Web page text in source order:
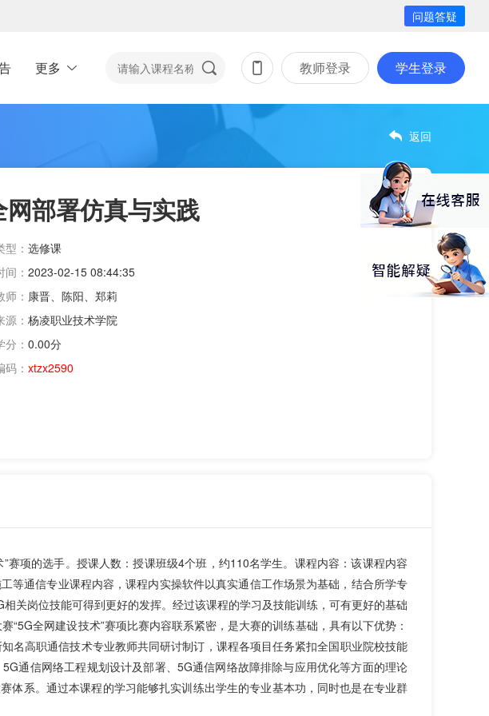
问题答疑
更多 教师登录 学生登录
返回
网部署仿真与实践
： 选修课
： 2023-02-15 08:44:35
师： 康晋、陈阳、郑莉
： 杨凌职业技术学院
： 0.00分
： xtzx2590
项的选手。授课人数：授课班级4个班，约110名学生。课程内容：该课程内容
等通信专业课程内容，课程内实操软件以真实通信工作场景为基础，结合所学专
关岗位技能可得到更好的发挥。经过该课程的学习及技能训练，可有更好的基础
全网建设技术”赛项比赛内容联系紧密，是大赛的训练基础，具有以下优势：
名高职通信技术专业教师共同研讨制订，课程各项目任务紧扣全国职业院校技能
通信网络工程规划设计及部署、5G通信网络故障排除与应用优化等方面的理论
体系。通过本课程的学习能够扎实训练出学生的专业基本功，同时也是在专业群